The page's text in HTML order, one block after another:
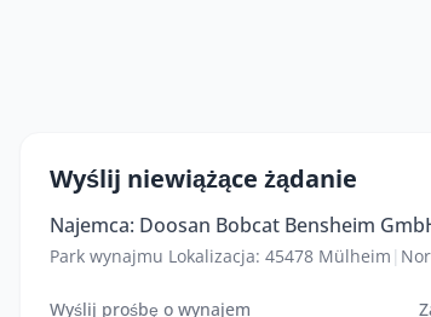
Wyślij niewiążące żądanie
Najemca: Doosan Bobcat Bensheim
Park wynajmu Lokalizacja: 45478 Mülheim |
Wyślij prośbę o wynajem